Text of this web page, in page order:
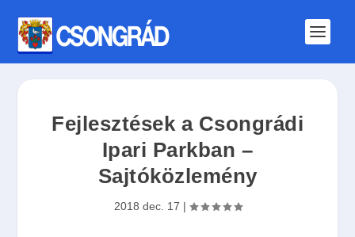
Fejlesztések a Csongrádi
Ipari Parkban –
Sajtóközlemény
2018 dec. 17 |